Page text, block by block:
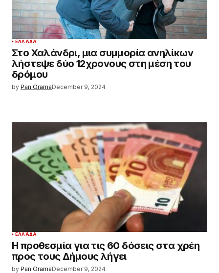
ΕΛΛΆΔΑ
Στο Χαλάνδρι, μια συμμορία ανηλίκων
λήστεψε δύο 12χρονους στη μέση του
δρόμου
by Pan OramaDecember 9, 2024
ΕΛΛΆΔΑ
Η προθεσμία για τις 60 δόσεις στα χρέη
προς τους Δήμους λήγει
by Pan OramaDecember 9, 2024